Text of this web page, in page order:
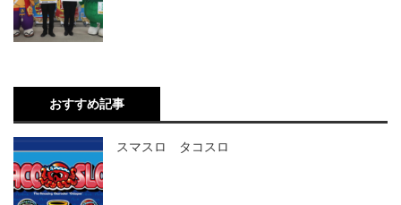
おすすめ記事
スマスロ タコスロ